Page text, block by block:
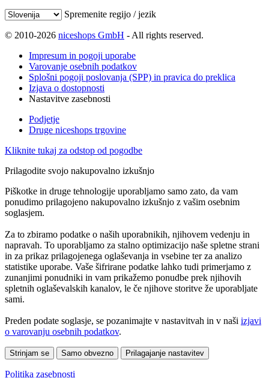
Spremenite regijo / jezik
© 2010-2026 niceshops GmbH - All rights reserved.
Impresum in pogoji uporabe
Varovanje osebnih podatkov
Splošni pogoji poslovanja (SPP) in pravica do preklica
Izjava o dostopnosti
Nastavitve zasebnosti
Podjetje
Druge niceshops trgovine
Kliknite tukaj za odstop od pogodbe
Prilagodite svojo nakupovalno izkušnjo
Piškotke in druge tehnologije uporabljamo samo zato, da vam
ponudimo prilagojeno nakupovalno izkušnjo z vašim osebnim
soglasjem.
Za to zbiramo podatke o naših uporabnikih, njihovem vedenju in
napravah. To uporabljamo za stalno optimizacijo naše spletne strani
in za prikaz prilagojenega oglaševanja in vsebine ter za analizo
statistike uporabe. Vaše šifrirane podatke lahko tudi primerjamo z
zunanjimi ponudniki in vam prikažemo ponudbe prek njihovih
spletnih oglaševalskih kanalov, le če njihove storitve že uporabljate
sami.
Preden podate soglasje, se pozanimajte v nastavitvah in v naši izjavi
o varovanju osebnih podatkov.
Strinjam se Samo obvezno Prilagajanje nastavitev
Politika zasebnosti